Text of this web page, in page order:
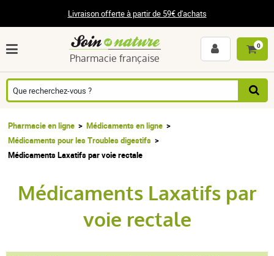
Livraison offerte à partir de 59€ d'achats
Pharmacie française
0
Pharmacie en ligne
Médicaments en ligne
Médicaments pour les Troubles digestifs
Médicaments Laxatifs par voie rectale
Médicaments Laxatifs par
voie rectale